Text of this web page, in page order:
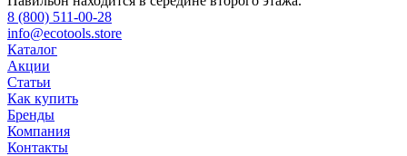
8 (800) 511-00-28
info@ecotools.store
Каталог
Акции
Статьи
Как купить
Бренды
Компания
Контакты